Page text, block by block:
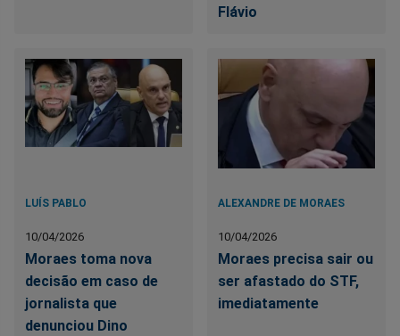
Flávio
LUÍS PABLO
10/04/2026
Moraes toma nova
decisão em caso de
jornalista que
denunciou Dino
ALEXANDRE DE MORAES
10/04/2026
Moraes precisa sair ou
ser afastado do STF,
imediatamente